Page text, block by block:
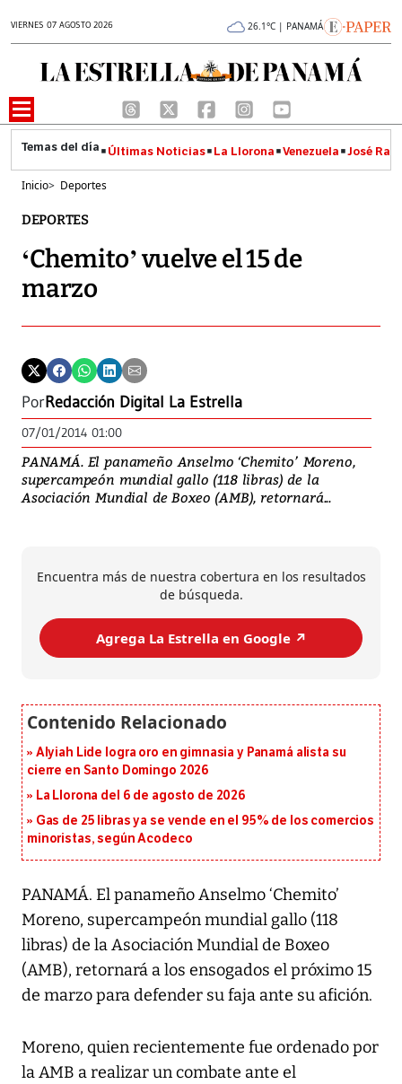
VIERNES 07 AGOSTO 2026 26.1°C | PANAMÁ
Últimas Noticias La Llorona Venezuela José
Inicio> Deportes
DEPORTES
‘Chemito’ vuelve el 15 de
marzo
PorRedacción Digital La Estrella
07/01/2014 01:00
PANAMÁ. El panameño Anselmo ‘Chemito’ Moreno,
supercampeón mundial gallo (118 libras) de la
Asociación Mundial de Boxeo (AMB), retornará...
Encuentra más de nuestra cobertura en los resultados
de búsqueda.
Agrega La Estrella en Google ↗️
Alyiah Lide logra oro en gimnasia y Panamá alista su
cierre en Santo Domingo 2026
La Llorona del 6 de agosto de 2026
Gas de 25 libras ya se vende en el 95% de los comercios
minoristas, según Acodeco
PANAMÁ. El panameño Anselmo ‘Chemito’
Moreno, supercampeón mundial gallo (118
libras) de la Asociación Mundial de Boxeo
(AMB), retornará a los ensogados el próximo 15
de marzo para defender su faja ante su afición.
Moreno, quien recientemente fue ordenado por
la AMB a realizar un combate ante el